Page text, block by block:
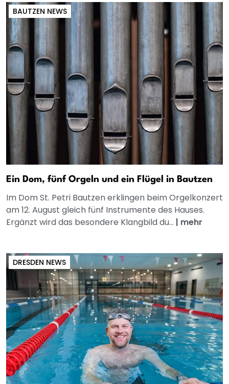
BAUTZEN NEWS
Ein Dom, fünf Orgeln und ein Flügel in Bautzen
Im Dom St. Petri Bautzen erklingen beim Orgelkonzert
am 12. August gleich fünf Instrumente des Hauses.
Ergänzt wird das besondere Klangbild du... | mehr
DRESDEN NEWS